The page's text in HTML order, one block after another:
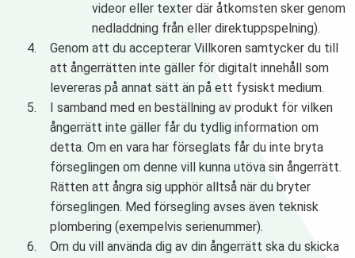
videor eller texter där åtkomsten sker genom
nedladdning från eller direktuppspelning).
Genom att du accepterar Villkoren samtycker du till
att ångerrätten inte gäller för digitalt innehåll som
levereras på annat sätt än på ett fysiskt medium.
I samband med en beställning av produkt för vilken
ångerrätt inte gäller får du tydlig information om
detta. Om en vara har förseglats får du inte bryta
förseglingen om denne vill kunna utöva sin ångerrätt.
Rätten att ångra sig upphör alltså när du bryter
förseglingen. Med försegling avses även teknisk
plombering (exempelvis serienummer).
Om du vill använda dig av din ångerrätt ska du skicka